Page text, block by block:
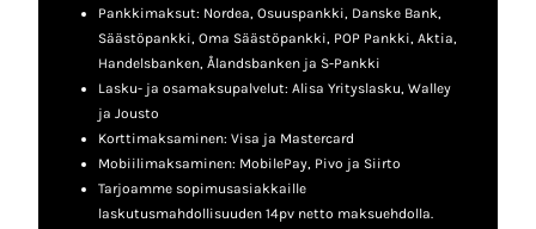
Pankkimaksut: Nordea, Osuuspankki, Danske Bank,
Säästöpankki, Oma Säästöpankki, POP Pankki, Aktia,
Handelsbanken, Ålandsbanken ja S-Pankki
Lasku- ja osamaksupalvelut: Alisa Yrityslasku, Walley
ja Jousto
Korttimaksaminen: Visa ja Mastercard
Mobiilimaksaminen: MobilePay, Pivo ja Siirto
Tarjoamme sopimusasiakkaille
laskutusmahdollisuuden 14pv netto maksuehdolla.